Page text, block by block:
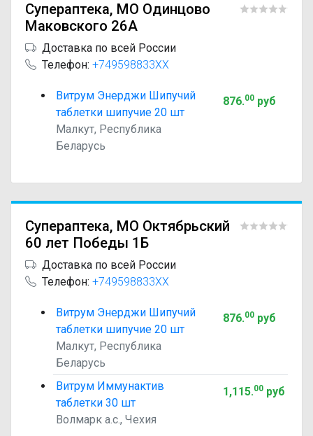
Супераптека, МО Одинцово
Маковского 26А
Доставка по всей России
Телефон: +749598833XX
Витрум Энерджи Шипучий
таблетки шипучие 20 шт
Малкут, Республика
Беларусь
876.00руб
Супераптека, МО Октябрьский
60 лет Победы 1Б
Доставка по всей России
Телефон: +749598833XX
Витрум Энерджи Шипучий
таблетки шипучие 20 шт
Малкут, Республика
Беларусь
876.00руб
Витрум Иммунактив
таблетки 30 шт
Волмарк а.с., Чехия
1,115.00руб